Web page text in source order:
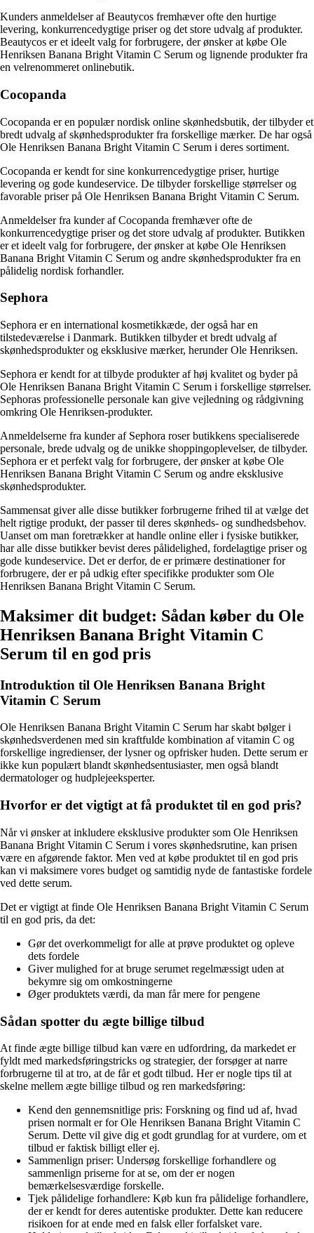
Kunders anmeldelser af Beautycos fremhæver ofte den hurtige
levering, konkurrencedygtige priser og det store udvalg af produkter.
Beautycos er et ideelt valg for forbrugere, der ønsker at købe Ole
Henriksen Banana Bright Vitamin C Serum og lignende produkter fra
en velrenommeret onlinebutik.
Cocopanda
Cocopanda er en populær nordisk online skønhedsbutik, der tilbyder et
bredt udvalg af skønhedsprodukter fra forskellige mærker. De har også
Ole Henriksen Banana Bright Vitamin C Serum i deres sortiment.
Cocopanda er kendt for sine konkurrencedygtige priser, hurtige
levering og gode kundeservice. De tilbyder forskellige størrelser og
favorable priser på Ole Henriksen Banana Bright Vitamin C Serum.
Anmeldelser fra kunder af Cocopanda fremhæver ofte de
konkurrencedygtige priser og det store udvalg af produkter. Butikken
er et ideelt valg for forbrugere, der ønsker at købe Ole Henriksen
Banana Bright Vitamin C Serum og andre skønhedsprodukter fra en
pålidelig nordisk forhandler.
Sephora
Sephora er en international kosmetikkæde, der også har en
tilstedeværelse i Danmark. Butikken tilbyder et bredt udvalg af
skønhedsprodukter og eksklusive mærker, herunder Ole Henriksen.
Sephora er kendt for at tilbyde produkter af høj kvalitet og byder på
Ole Henriksen Banana Bright Vitamin C Serum i forskellige størrelser.
Sephoras professionelle personale kan give vejledning og rådgivning
omkring Ole Henriksen-produkter.
Anmeldelserne fra kunder af Sephora roser butikkens specialiserede
personale, brede udvalg og de unikke shoppingoplevelser, de tilbyder.
Sephora er et perfekt valg for forbrugere, der ønsker at købe Ole
Henriksen Banana Bright Vitamin C Serum og andre eksklusive
skønhedsprodukter.
Sammensat giver alle disse butikker forbrugerne frihed til at vælge det
helt rigtige produkt, der passer til deres skønheds- og sundhedsbehov.
Uanset om man foretrækker at handle online eller i fysiske butikker,
har alle disse butikker bevist deres pålidelighed, fordelagtige priser og
gode kundeservice. Det er derfor, de er primære destinationer for
forbrugere, der er på udkig efter specifikke produkter som Ole
Henriksen Banana Bright Vitamin C Serum.
Maksimer dit budget: Sådan køber du Ole
Henriksen Banana Bright Vitamin C
Serum til en god pris
Introduktion til Ole Henriksen Banana Bright
Vitamin C Serum
Ole Henriksen Banana Bright Vitamin C Serum har skabt bølger i
skønhedsverdenen med sin kraftfulde kombination af vitamin C og
forskellige ingredienser, der lysner og opfrisker huden. Dette serum er
ikke kun populært blandt skønhedsentusiaster, men også blandt
dermatologer og hudplejeeksperter.
Hvorfor er det vigtigt at få produktet til en god pris?
Når vi ønsker at inkludere eksklusive produkter som Ole Henriksen
Banana Bright Vitamin C Serum i vores skønhedsrutine, kan prisen
være en afgørende faktor. Men ved at købe produktet til en god pris
kan vi maksimere vores budget og samtidig nyde de fantastiske fordele
ved dette serum.
Det er vigtigt at finde Ole Henriksen Banana Bright Vitamin C Serum
til en god pris, da det:
Gør det overkommeligt for alle at prøve produktet og opleve
dets fordele
Giver mulighed for at bruge serumet regelmæssigt uden at
bekymre sig om omkostningerne
Øger produktets værdi, da man får mere for pengene
Sådan spotter du ægte billige tilbud
At finde ægte billige tilbud kan være en udfordring, da markedet er
fyldt med markedsføringstricks og strategier, der forsøger at narre
forbrugerne til at tro, at de får et godt tilbud. Her er nogle tips til at
skelne mellem ægte billige tilbud og ren markedsføring:
Kend den gennemsnitlige pris: Forskning og find ud af, hvad
prisen normalt er for Ole Henriksen Banana Bright Vitamin C
Serum. Dette vil give dig et godt grundlag for at vurdere, om et
tilbud er faktisk billigt eller ej.
Sammenlign priser: Undersøg forskellige forhandlere og
sammenlign priserne for at se, om der er nogen
bemærkelsesværdige forskelle.
Tjek pålidelige forhandlere: Køb kun fra pålidelige forhandlere,
der er kendt for deres autentiske produkter. Dette kan reducere
risikoen for at ende med en falsk eller forfalsket vare.